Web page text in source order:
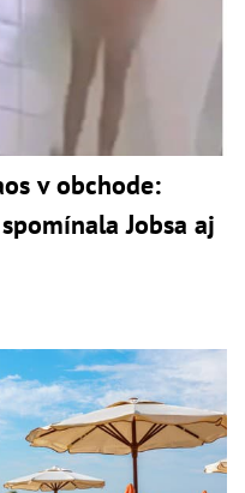
v obchode:
Jobsa aj